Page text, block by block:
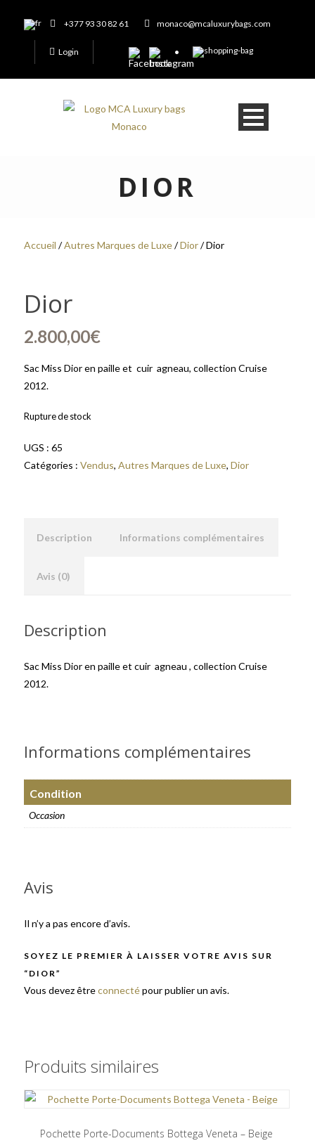
+377 93 30 82 61 monaco@mcaluxurybags.com
Login
DIOR
Accueil /Autres Marques de Luxe/Dior/ Dior
Dior
2.800,00€
Sac Miss Dior en paille et cuir agneau, collection Cruise
2012.
Rupture de stock
UGS : 65
Catégories : Vendus, Autres Marques de Luxe, Dior
Description Informations complémentaires
Avis (0)
Description
Sac Miss Dior en paille et cuir agneau , collection Cruise
2012.
Informations complémentaires
Condition
Occasion
Avis
Il n’y a pas encore d’avis.
SOYEZ LE PREMIER À LAISSER VOTRE AVIS SUR
“DIOR”
Vous devez êtreconnectépour publier un avis.
Produits similaires
Pochette Porte-Documents Bottega Veneta – Beige